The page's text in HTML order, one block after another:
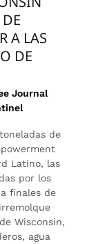
A LAS
DE
Journal
de
Latino, las
por los
finales de
Wisconsin,
agua